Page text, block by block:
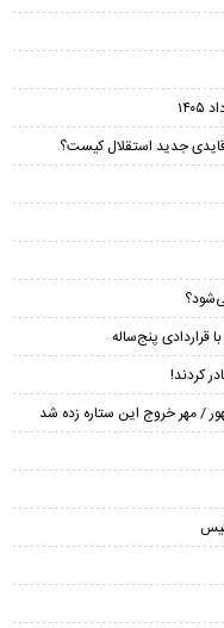
جدید استقلال کیست؟
پنج‌ساله
کردند!
/ مهر خروج این ستاره زده شد